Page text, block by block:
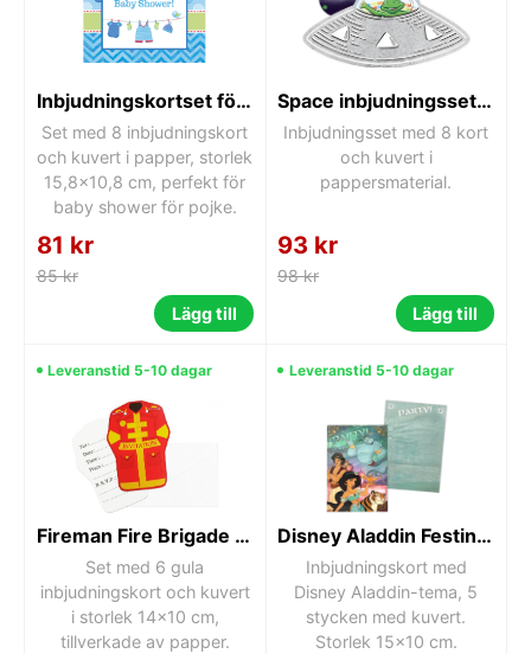
Inbjudningskortset för baby shower, pojke, 8 st
Set med 8 inbjudningskort
och kuvert i papper, storlek
15,8x10,8 cm, perfekt för
baby shower för pojke.
81 kr
85 kr
Lägg till
Space inbjudningsset, 8 stycken
Inbjudningsset med 8 kort
och kuvert i
pappersmaterial.
93 kr
98 kr
Lägg till
Leveranstid 5-10 dagar
Fireman Fire Brigade gula inbjudningskort 6 st
Set med 6 gula
inbjudningskort och kuvert
i storlek 14x10 cm,
tillverkade av papper.
Leveranstid 5-10 dagar
Disney Aladdin Festinbjudan
Inbjudningskort med
Disney Aladdin-tema, 5
stycken med kuvert.
Storlek 15x10 cm.